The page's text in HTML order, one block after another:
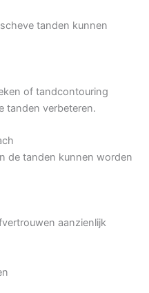
tanden kunnen
of tandcontouring
tanden verbeteren.
de tanden kunnen worden
aanzienlijk